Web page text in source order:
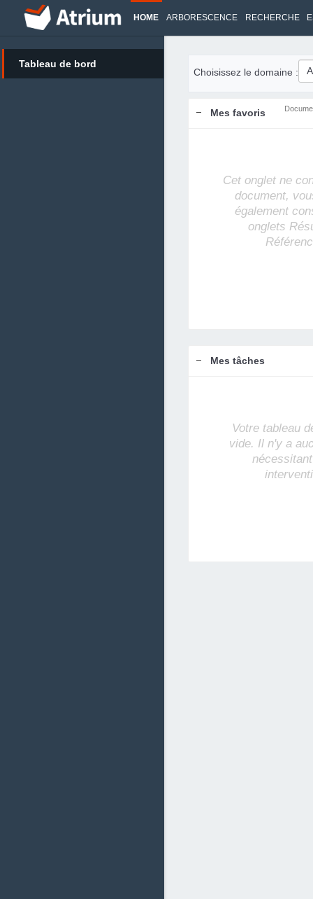
HOME ARBORESCENCE RECHERCHE
Tableau de bord
Choisissez le domaine :
Mes favoris
Cet onglet ne
document,
également
onglets
Mes tâches
Votre tableau
vide. Il n'y a